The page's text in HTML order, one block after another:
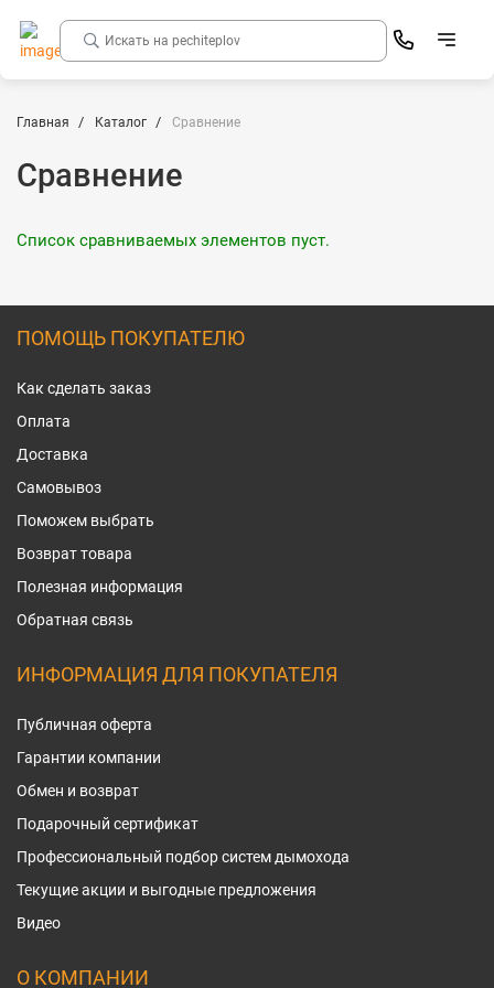
Главная Каталог Сравнение
Сравнение
Список сравниваемых элементов пуст.
ПОМОЩЬ ПОКУПАТЕЛЮ
Как сделать заказ
Оплата
Доставка
Самовывоз
Поможем выбрать
Возврат товара
Полезная информация
Обратная связь
ИНФОРМАЦИЯ ДЛЯ ПОКУПАТЕЛЯ
Публичная оферта
Гарантии компании
Обмен и возврат
Подарочный сертификат
Профессиональный подбор систем дымохода
Текущие акции и выгодные предложения
Видео
О КОМПАНИИ